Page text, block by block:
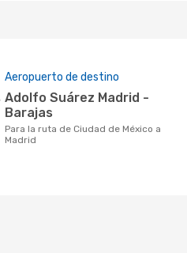
Aeropuerto de destino
Adolfo Suárez Madrid -
Barajas
Para la ruta de Ciudad de México a
Madrid